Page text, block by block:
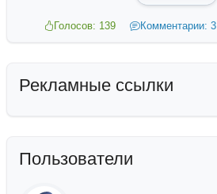
Голосов: 139 Комментарии: 3
Рекламные ссылки
Пользователи